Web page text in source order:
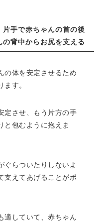
手で赤ちゃんの首の後
背中からお尻を支える
の体を安定させるため
す。
定させ、もう片方の手
と包むように抱えま
ぐらついたりしないよ
支えてあげることがポ
適していて、赤ちゃん